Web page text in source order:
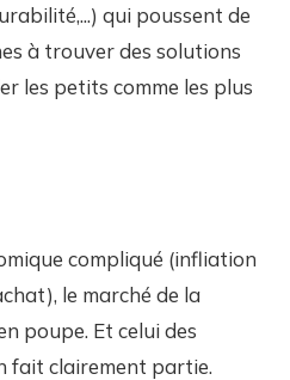
qui poussent de
à trouver des solutions
les petits comme les plus
compliqué (infliation
le marché de la
poupe. Et celui des
fait clairement partie.